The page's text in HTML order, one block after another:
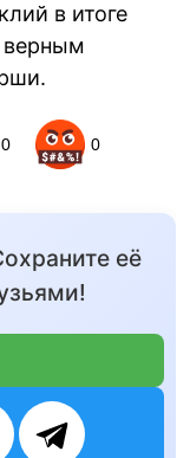
в итоге
верным
0 0
её